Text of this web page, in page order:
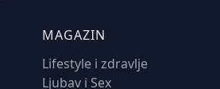
MAGAZIN
Lifestyle i zdravlje
Ljubav i Sex